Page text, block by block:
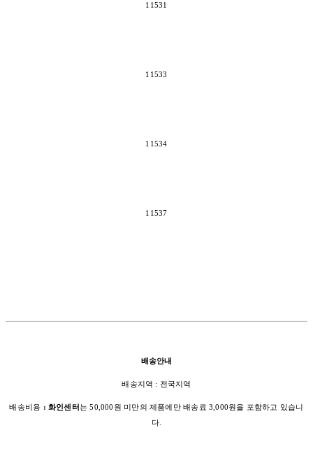
11531
11533
11534
11537
배송안내
배송지역 : 전국지역
배송비용 : 화인센터는 50,000원 미만의 제품에만 배송료 3,000원을 포함하고 있습니
다.